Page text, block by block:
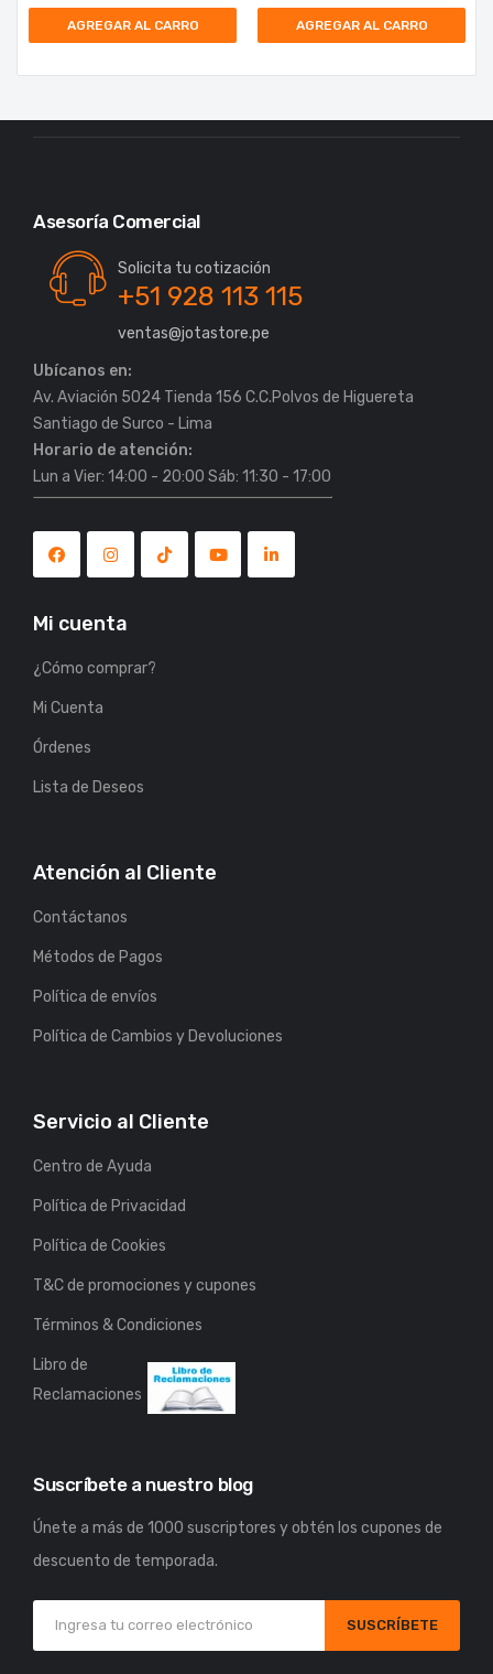
AGREGAR AL CARRO AGREGAR AL CARRO
Asesoría Comercial
Solicita tu cotización
+51 928 113 115
ventas@jotastore.pe
Ubícanos en:
Av. Aviación 5024 Tienda 156 C.C.Polvos de Higuereta
Horario de atención:
Lun a Vier: 14:00 - 20:00 Sáb: 11:30 - 17:00
Mi cuenta
¿Cómo comprar?
Mi Cuenta
Órdenes
Lista de Deseos
Atención al Cliente
Contáctanos
Métodos de Pagos
Política de envíos
Política de Cambios y Devoluciones
Servicio al Cliente
Centro de Ayuda
Política de Privacidad
Política de Cookies
T&C de promociones y cupones
Términos & Condiciones
Libro de
Reclamaciones
Suscríbete a nuestro blog
Únete a más de 1000 suscriptores y obtén los cupones de
descuento de temporada.
SUSCRÍBETE